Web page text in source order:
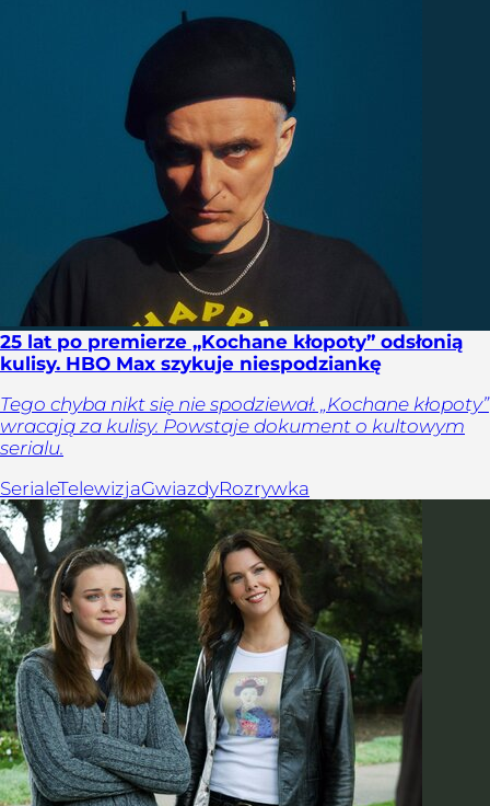
25 lat po premierze „Kochane kłopoty” odsłonią
kulisy. HBO Max szykuje niespodziankę
Tego chyba nikt się nie spodziewał. „Kochane kłopoty”
wracają za kulisy. Powstaje dokument o kultowym
serialu.
SerialeTelewizjaGwiazdyRozrywka